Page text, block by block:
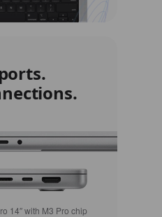
14″ with M3 Pro chip